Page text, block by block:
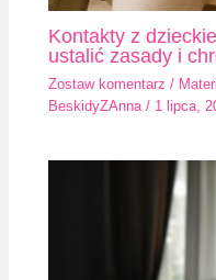
Kontakty z
ustalić zasady i
Zostaw komentarz /
BeskidyZAnna/ 1 lipca,